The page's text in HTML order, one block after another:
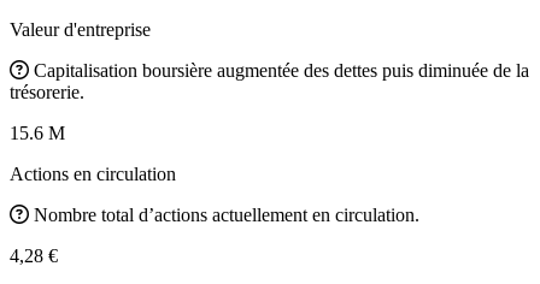
Valeur d'entreprise
Capitalisation boursière augmentée des dettes puis diminuée de la
trésorerie.
15.6 M
Actions en circulation
Nombre total d’actions actuellement en circulation.
4,28 €